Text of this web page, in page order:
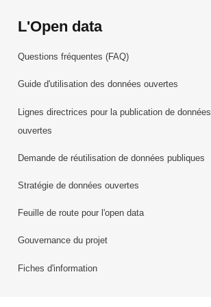
L'Open data
Questions fréquentes (FAQ)
Guide d'utilisation des données ouvertes
Lignes directrices pour la publication de données
ouvertes
Demande de réutilisation de données publiques
Stratégie de données ouvertes
Feuille de route pour l'open data
Gouvernance du projet
Fiches d'information